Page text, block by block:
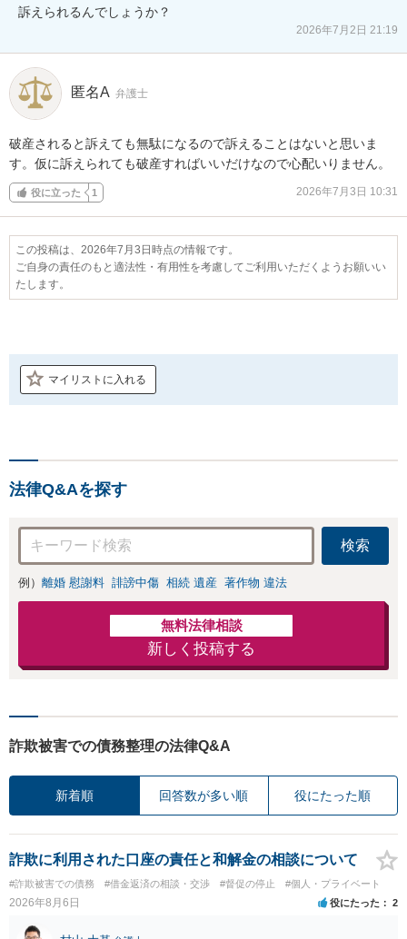
訴えられるんでしょうか？
2026年7月2日 21:19
匿名A 弁護士
破産されると訴えても無駄になるので訴えることはないと思いま
す。仮に訴えられても破産すればいいだけなので心配いりません。
役に立った 1 2026年7月3日 10:31
この投稿は、2026年7月3日時点の情報です。
ご自身の責任のもと適法性・有用性を考慮してご利用いただくようお願いい
たします。
マイリストに入れる
法律Q&Aを探す
検索
例） 離婚 慰謝料 誹謗中傷 相続 遺産 著作物 違法
無料法律相談
新しく投稿する
詐欺被害での債務整理の法律Q&A
新着順 回答数が多い順 役にたった順
詐欺に利用された口座の責任と和解金の相談について
#詐欺被害での債務 #借金返済の相談・交渉 #督促の停止 #個人・プライベート
2026年8月6日 役にたった 2